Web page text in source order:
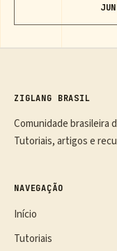
ZIGLANG BRASIL
Comunidade brasileira
Tutoriais, artigos e
NAVEGAÇÃO
Início
Tutoriais